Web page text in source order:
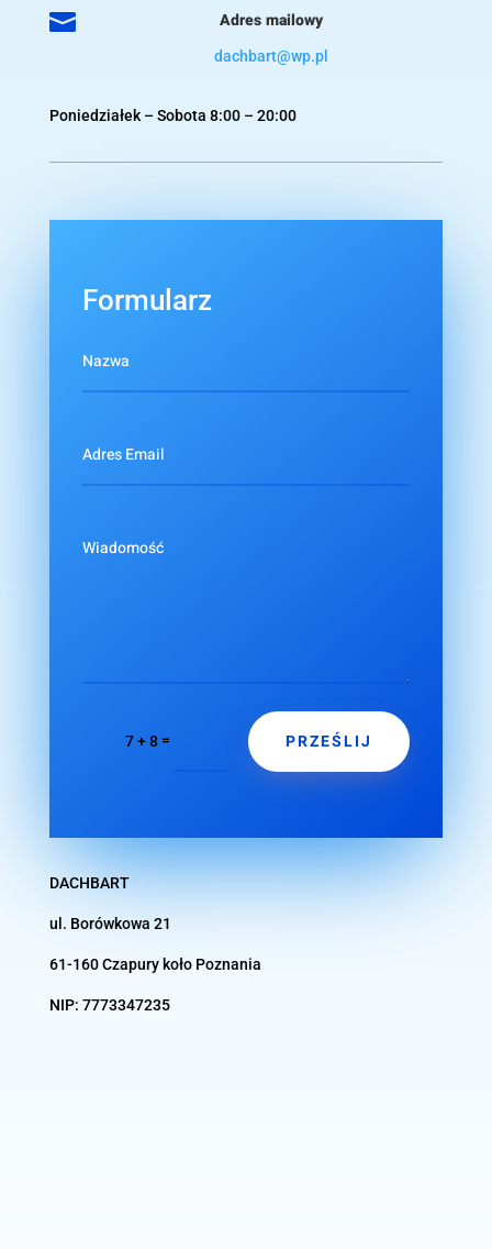
 Adres mailowy
dachbart@wp.pl
Poniedziałek – Sobota 8:00 – 20:00
Formularz
7 + 8 = PRZEŚLIJ
DACHBART
ul. Borówkowa 21
61-160 Czapury koło Poznania
NIP: 7773347235